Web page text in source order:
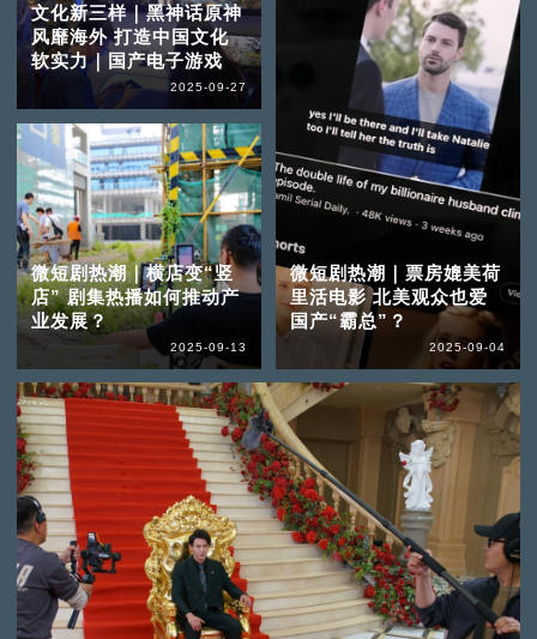
文化新三样｜黑神话原神
风靡海外 打造中国文化
软实力｜国产电子游戏
2025-09-27
微短剧热潮｜横店变“竖
店” 剧集热播如何推动产
业发展？
2025-09-13
微短剧热潮｜票房媲美荷
里活电影 北美观众也爱
国产“霸总”？
2025-09-04